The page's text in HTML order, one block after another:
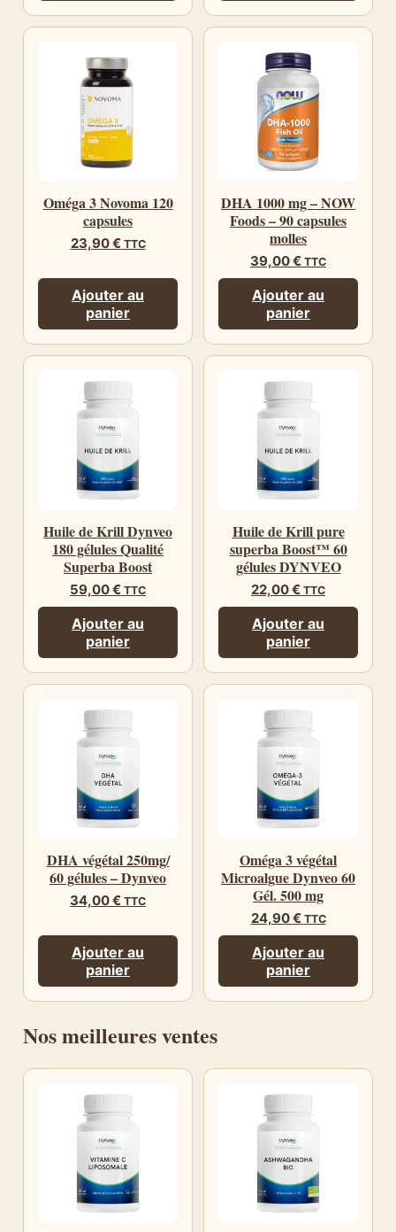
Oméga 3 Novoma 120
capsules
23,90€ TTC
Ajouter au
panier
DHA 1000 mg – NOW
Foods – 90 capsules
molles
39,00€ TTC
Ajouter au
panier
Huile de Krill Dynveo
180 gélules Qualité
Superba Boost
59,00€ TTC
Ajouter au
panier
Huile de Krill pure
superba Boost™ 60
gélules DYNVEO
22,00€ TTC
Ajouter au
panier
DHA végétal 250mg/
60 gélules – Dynveo
34,00€ TTC
Ajouter au
panier
Oméga 3 végétal
Microalgue Dynveo 60
Gél. 500 mg
24,90€ TTC
Ajouter au
panier
Nos meilleures ventes